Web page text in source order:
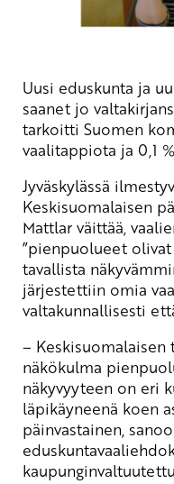
Uusi eduskunta ja
saanet jo
tarkoitti Suomen
vaalitappiota ja 0,1
Jyväskylässä
Keskisuomalaisen
Mattlar väittää,
”pienpuolueet
tavallista
järjestettiin omia
valtakunnallisesti
–
näkökulma
näkyvyyteen on eri
läpikäyneenä koen
päinvastainen,
kaupunginvaltuutettu